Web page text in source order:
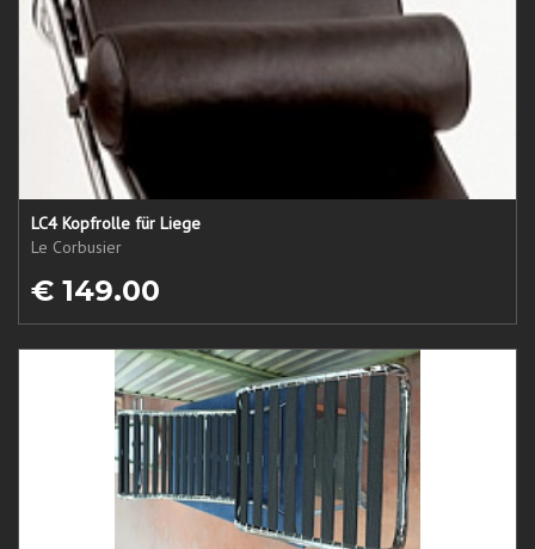
LC4 Kopfrolle für Liege
Le Corbusier
€ 149.00